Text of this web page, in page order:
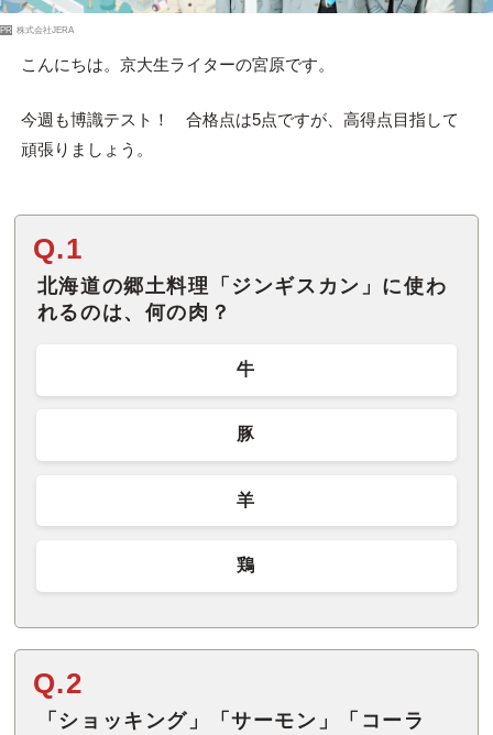
PR 株式会社JERA
こんにちは。京大生ライターの宮原です。
今週も博識テスト！ 合格点は5点ですが、高得点目指して
頑張りましょう。
Q.1
北海道の郷土料理「ジンギスカン」に使わ
れるのは、何の肉？
牛
豚
羊
鶏
Q.2
「ショッキング」「サーモン」「コーラ